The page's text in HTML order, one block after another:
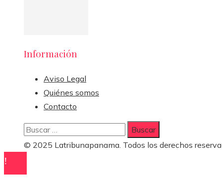
Información
Aviso Legal
Quiénes somos
Contacto
Buscar:
© 2025 Latribunapanama. Todos los derechos